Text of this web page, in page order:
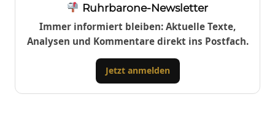
Ruhrbarone-Newsletter
Immer informiert bleiben: Aktuelle Texte,
Analysen und Kommentare direkt ins Postfach.
Jetzt anmelden